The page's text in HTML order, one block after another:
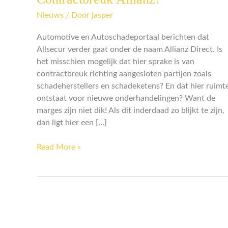
Nieuws / Door jasper
Automotive en Autoschadeportaal berichten dat
Allsecur verder gaat onder de naam Allianz Direct. Is
het misschien mogelijk dat hier sprake is van
contractbreuk richting aangesloten partijen zoals
schadeherstellers en schadeketens? En dat hier
ontstaat voor nieuwe onderhandelingen? Want de
marges zijn niet dik! Als dit inderdaad zo blijkt te zijn,
dan ligt hier een […]
Read More »